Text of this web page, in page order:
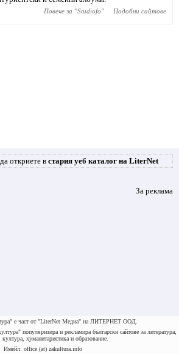
Повече за "Studiofo" Подобни сайтове
откриете в стария уеб каталог на LiterNet
За реклама
е част от "LiterNet Медиа" на ЛИТЕРНЕТ ООД.
популяризира и рекламира български сайтове за литература,
култура, хуманитаристика и образование.
Имейл: office (at) zakultura.info